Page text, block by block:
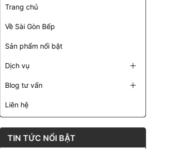
Trang chủ
Về Sài Gòn Bếp
Sản phẩm nổi bật
Dịch vụ
Blog tư vấn
Liên hệ
TIN TỨC NỔI BẬT